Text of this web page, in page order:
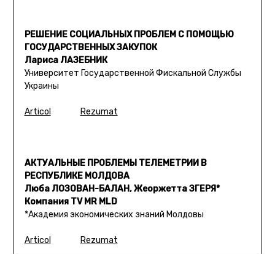
РЕШЕНИЕ СОЦИАЛЬНЫХ ПРОБЛЕМ С ПОМОЩЬЮ
ГОСУДАРСТВЕННЫХ ЗАКУПОК
Лариса ЛАЗЕБНИК
Университет Государственной Фискальной Службы
Украины
Articol Rezumat
АКТУАЛЬНЫЕ ПРОБЛЕМЫ ТЕЛЕМЕТРИИ В
РЕСПУБЛИКЕ МОЛДОВА
Люба ЛОЗОВАН-БАЛАН, Жеоржетта ЗГЕРЯ*
Компания TV MR MLD
*Академия экономических знаний Молдовы
Articol Rezumat